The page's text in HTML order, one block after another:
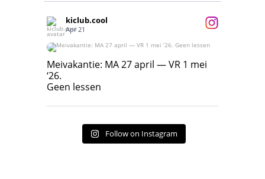
kiclub.cool
Apr 21
Meivakantie: MA 27 april — VR 1 mei ‘26.
Geen lessen
Meivakantie: MA 27 april — VR 1 mei
‘26.
Geen lessen
Follow on Instagram